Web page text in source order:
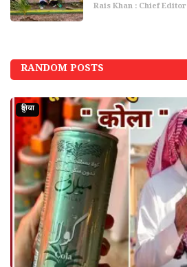
Rais Khan : Chief Editor
RANDOM POSTS
दुनिया